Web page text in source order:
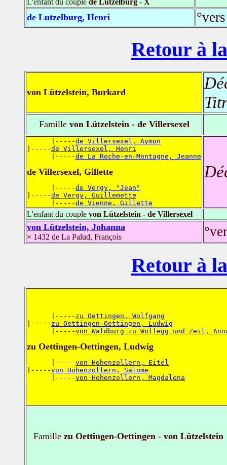
L'enfant du couple de Lutzelburg - X
de Lutzelburg, Henri
Retour à
von Lützelstein, Burkard
Famillevon Lützelstein - de Villersexel
      |-----
de Villersexel, Aymon
|-----de Villersexel, Henri
      |-----
de La Roche-en-Montagne, Jeanne
de Villersexel, Gillette
      |-----
de Vergy, "Jean"
|-----de Vergy, Guillemette
      |-----
de Vienne, Gillette
L'enfant du couple von Lützelstein - de Villersexel
von Lützelstein, Johanna
× 1432 de La Palud, François
Retour à
      |-----
zu Oettingen, Wolfgang
|----- zu Oettingen-Oettingen, Ludwig
      |-----
von Waldburg zu Wolfegg und Zeil,
zu Oettingen-Oettingen, Ludwig
      |-----
von Hohenzollern, Eitel
|-----von Hohenzollern, Salome
      |-----
von Hohenzollern, Magdalena
Famillezu Oettingen-Oettingen - von Lützelstein